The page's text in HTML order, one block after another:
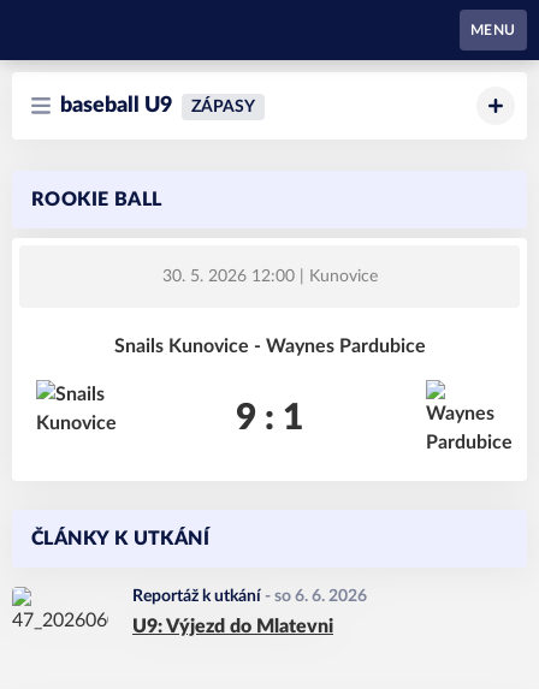
MENU
baseball U9 ZÁPASY
ROOKIE BALL
30. 5. 2026 12:00| Kunovice
Snails Kunovice - Waynes Pardubice
9 : 1
ČLÁNKY K UTKÁNÍ
Reportáž k utkání - so 6. 6. 2026
U9: Výjezd do Mlatevni